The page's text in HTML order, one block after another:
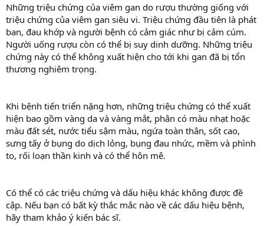
Những triệu chứng của viêm gan do rượu thường giống với
triệu chứng của viêm gan siêu vi. Triệu chứng đầu tiên là phát
ban, đau khớp và người bệnh có cảm giác như bị cảm cúm.
Người uống rượu còn có thể bị suy dinh dưỡng. Những triệu
chứng này có thể không xuất hiện cho tới khi gan đã bị tổn
thương nghiêm trọng.
Khi bệnh tiến triển nặng hơn, những triệu chứng có thể xuất
hiện bao gồm vàng da và vàng mắt, phân có màu nhạt hoặc
màu đất sét, nước tiểu sậm màu, ngứa toàn thân, sốt cao,
sưng tấy ở bụng do dịch lỏng, bụng đau nhức, mềm và phình
to, rối loạn thần kinh và có thể hôn mê.
Có thể có các triệu chứng và dấu hiệu khác không được đề
cập. Nếu bạn có bất kỳ thắc mắc nào về các dấu hiệu bệnh,
hãy tham khảo ý kiến bác sĩ.